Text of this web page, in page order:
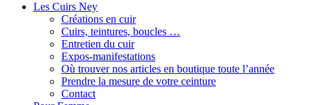
Les Cuirs Ney
Créations en cuir
Cuirs, teintures, boucles …
Entretien du cuir
Expos-manifestations
Où trouver nos articles en boutique toute l’année
Prendre la mesure de votre ceinture
Contact